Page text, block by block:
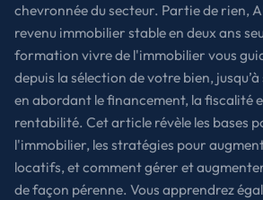
chevronnée du secteur. Partie de rien,
revenu immobilier stable en deux ans
formation vivre de l'immobilier vous
depuis la sélection de votre bien,
en abordant le financement, la fiscalité
rentabilité. Cet article révèle les bases
l'immobilier, les stratégies pour
locatifs, et comment gérer et
de façon pérenne. Vous apprendrez